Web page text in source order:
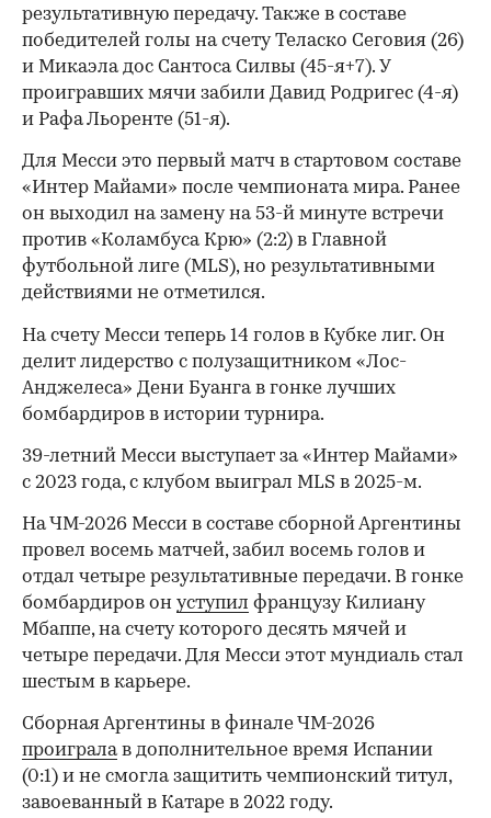
результативную передачу. Также в составе
победителей голы на счету Теласко Сеговия (26)
и Микаэла дос Сантоса Силвы (45-я+7). У
проигравших мячи забили Давид Родригес (4-я)
и Рафа Льоренте (51-я).
Для Месси это первый матч в стартовом составе
«Интер Майами» после чемпионата мира. Ранее
он выходил на замену на 53-й минуте встречи
против «Коламбуса Крю» (2:2) в Главной
футбольной лиге (MLS), но результативными
действиями не отметился.
00:00 / 00:00
На счету Месси теперь 14 голов в Кубке лиг. Он
делит лидерство с полузащитником «Лос-
Анджелеса» Дени Буанга в гонке лучших
бомбардиров в истории турнира.
39-летний Месси выступает за «Интер Майами»
с 2023 года, с клубом выиграл MLS в 2025-м.
На ЧМ-2026 Месси в составе сборной Аргентины
провел восемь матчей, забил восемь голов и
отдал четыре результативные передачи. В гонке
бомбардиров он уступил французу Килиану
Мбаппе, на счету которого десять мячей и
четыре передачи. Для Месси этот мундиаль стал
шестым в карьере.
Сборная Аргентины в финале ЧМ-2026
проигралав дополнительное время Испании
(0:1) и не смогла защитить чемпионский титул,
завоеванный в Катаре в 2022 году.